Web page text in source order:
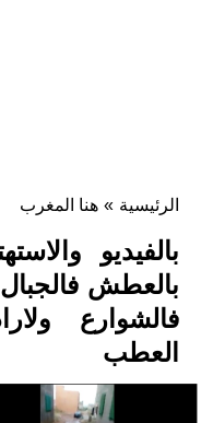
الرئيسية » هنا المغرب
بالفيديو
بالعطش
فالشوارع
العطب